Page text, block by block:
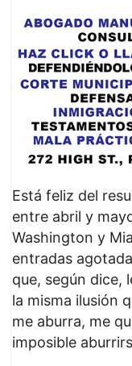
Está feliz del
entre abril y
Washington y
entradas
que, según dice,
la misma ilusión
me aburra, me
imposible